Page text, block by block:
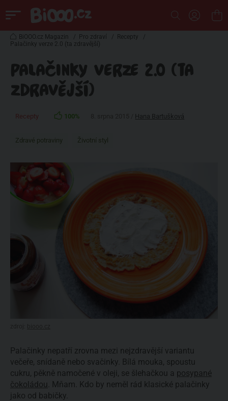
BiOOO.cz Magazin / Pro zdraví / Recepty
/
Palačinky verze 2.0 (ta zdravější)
PALAČINKY VERZE 2.0 (TA
ZDRAVĚJŠÍ)
Recepty 100% Hana Bartušková
Zdravé potraviny Životní styl
Palačinky nepatří zrovna mezi nejzdravější variantu
večeře, snídaně nebo svačinky. Bílá mouka, spoustu
cukru, pěkně namočené v oleji, se šlehačkou a posypané
čokoládou
. Mňam. Kdo by neměl rád klasické palačinky
jako od babičky.